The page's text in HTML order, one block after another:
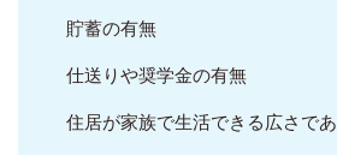
貯蓄の有無
仕送りや奨学金の有無
住居が家族で生活できる広さで